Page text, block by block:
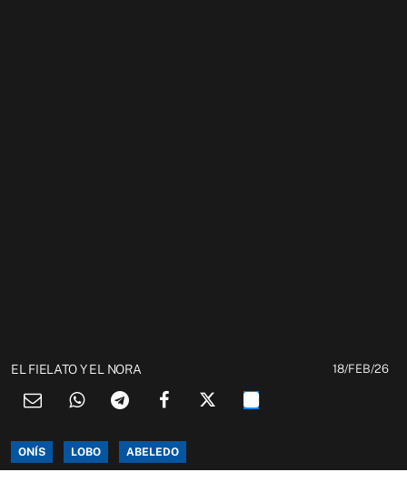
EL FIELATO Y EL NORA 18/FEB/26
ONÍS LOBO ABELEDO